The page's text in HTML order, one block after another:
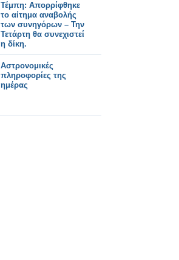
Τέμπη: Απορρίφθηκε
το αίτημα αναβολής
των συνηγόρων – Την
Τετάρτη θα συνεχιστεί
η δίκη.
Αστρονομικές
πληροφορίες της
ημέρας